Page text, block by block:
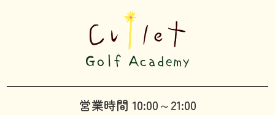
営業時間 10:00～21:00